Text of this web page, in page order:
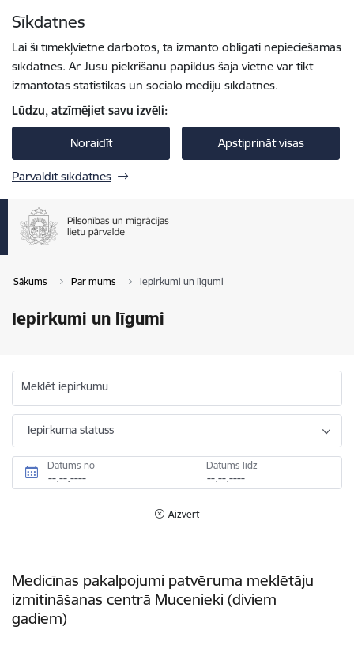
Sīkdatnes
Lai šī tīmekļvietne darbotos, tā izmanto obligāti nepieciešamās
sīkdatnes. Ar Jūsu piekrišanu papildus šajā vietnē var tikt
izmantotas statistikas un sociālo mediju sīkdatnes.
Lūdzu, atzīmējiet savu izvēli:
Noraidīt Apstiprināt visas
Pārvaldīt sīkdatnes
Sākums Par mums Iepirkumi un līgumi
Iepirkumi un līgumi
Meklēt iepirkumu
Iepirkuma statuss
Datums no Datums līdz
Aizvērt
Medicīnas pakalpojumi patvēruma meklētāju
izmitināšanas centrā Mucenieki (diviem
gadiem)